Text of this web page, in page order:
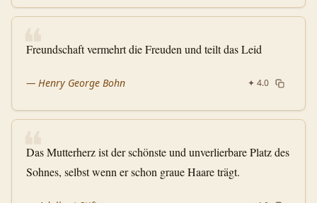
❝
Freundschaft vermehrt die Freuden und teilt das Leid
— Henry George Bohn ✦ 4.0
❝
Das Mutterherz ist der schönste und unverlierbare Platz des
Sohnes, selbst wenn er schon graue Haare trägt.